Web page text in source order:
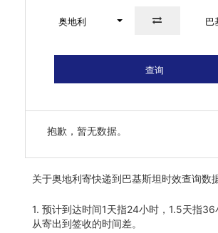
奥地利 巴
查询
抱歉，暂无数据。
关于奥地利寄快递到巴基斯坦时效查询数
1. 预计到达时间1天指24小时，1.5天指
从寄出到签收的时间差。